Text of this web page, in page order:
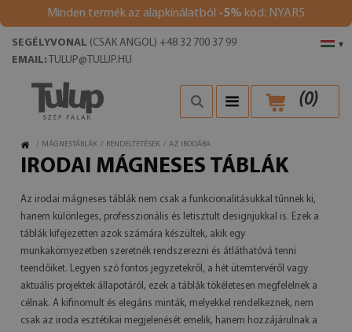
Minden termék az alapkínálatból -5% kód: NYAR5
▾
SEGÉLYVONAL (CSAK ANGOL) +48 32 700 37 99
EMAIL: TULUP@TULUP.HU
(0)
/ MÁGNESTÁBLÁK / RENDELTETÉSEK / AZ IRODÁBA
IRODAI MÁGNESES TÁBLÁK
Az irodai mágneses táblák nem csak a funkcionalitásukkal tűnnek ki,
hanem különleges, professzionális és letisztult designjukkal is. Ezek a
táblák kifejezetten azok számára készültek, akik egy
munkakörnyezetben szeretnék rendszerezni és átláthatóvá tenni
teendőiket. Legyen szó fontos jegyzetekről, a hét ütemtervéről vagy
aktuális projektek állapotáról, ezek a táblák tökéletesen megfelelnek a
célnak. A kifinomult és elegáns minták, melyekkel rendelkeznek, nem
csak az iroda esztétikai megjelenését emelik, hanem hozzájárulnak a